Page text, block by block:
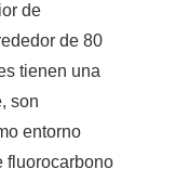
de
de 80
tienen una
son
entorno
fluorocarbono